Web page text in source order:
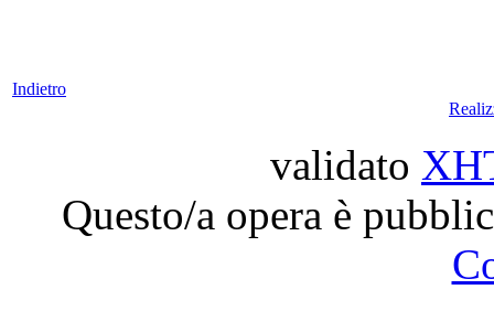
Indietro
validato
Questo/a opera è